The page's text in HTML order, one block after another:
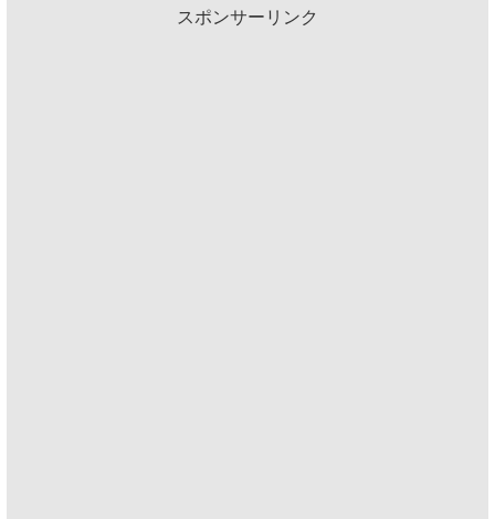
スポンサーリンク